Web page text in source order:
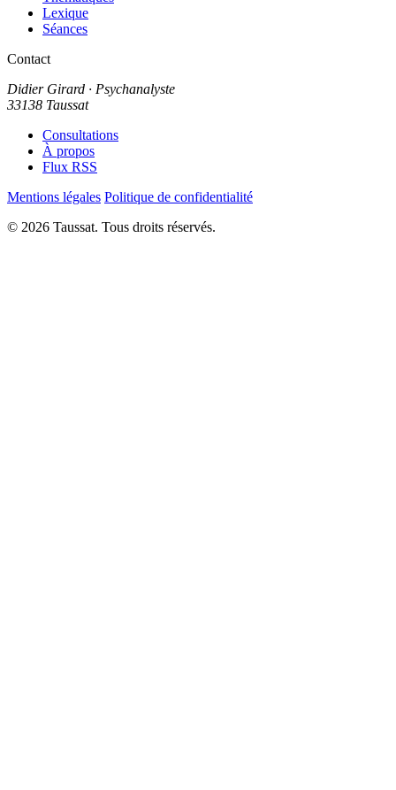
Lexique
Séances
Contact
Didier Girard · Psychanalyste
33138 Taussat
Consultations
À propos
Flux RSS
Mentions légales Politique de confidentialité
© 2026 Taussat. Tous droits réservés.